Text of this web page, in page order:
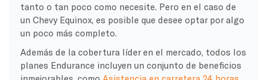
tanto o tan poco como necesite. Pero en el caso de
un Chevy Equinox, es posible que desee optar por algo
un poco más completo.
Además de la cobertura líder en el mercado, todos los
planes Endurance incluyen un conjunto de beneficios